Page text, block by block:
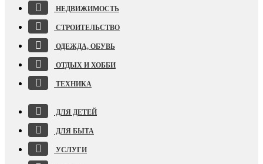
НЕДВИЖИМОСТЬ
СТРОИТЕЛЬСТВО
ОДЕЖДА, ОБУВЬ
ОТДЫХ И ХОББИ
ТЕХНИКА
ДЛЯ ДЕТЕЙ
ДЛЯ БЫТА
УСЛУГИ